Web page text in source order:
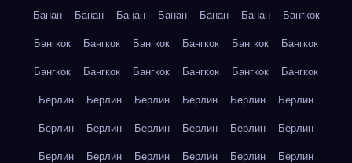
Банан Банан Банан Банан Банан Банан
Бангкок
Бангкок
Бангкок Бангкок Бангкок Бангкок
Бангкок
Бангкок
Бангкок Бангкок Бангкок Бангкок
Бангкок
Берлин
Берлин Берлин Берлин Берлин
Берлин
Берлин
Берлин Берлин Берлин Берлин
Берлин
Берлин
Берлин Берлин Берлин Берлин
Берлин